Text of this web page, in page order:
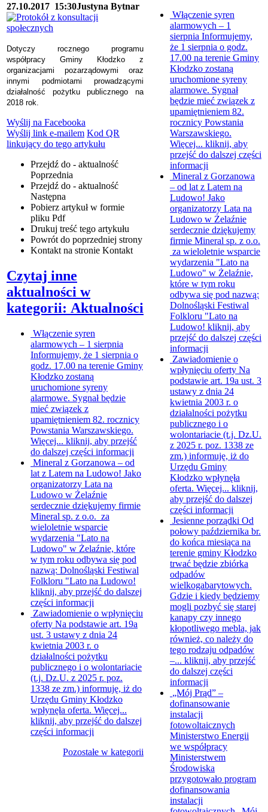
27.10.2017 15:30Justyna Bytnar
Dotyczy rocznego programu
współpracy Gminy Kłodzko z
organizacjami pozarządowymi oraz
innymi podmiotami prowadzącymi
działalność pożytku publicznego na
2018 rok.
Wyślij na Facebooka
Wyślij link e-mailem Kod QR
linkujący do tego artykułu
Przejdź do - aktualność
Poprzednia
Przejdź do - aktualność
Następna
Pobierz artykuł w formie
pliku Pdf
Drukuj treść tego artykułu
Powrót do poprzedniej strony
Kontakt na stronie Kontakt
Czytaj inne
aktualności w
kategorii: Aktualności
Włączenie syren
alarmowych – 1 sierpnia
Informujemy, że 1 sierpnia o
godz. 17.00 na terenie Gminy
Kłodzko zostaną
uruchomione syreny
alarmowe. Sygnał będzie
mieć związek z
upamiętnieniem 82. rocznicy
Powstania Warszawskiego.
Więcej... kliknij, aby przejść
do dalszej części informacji
Mineral z Gorzanowa – od
lat z Latem na Ludowo! Jako
organizatorzy Lata na
Ludowo w Żelaźnie
serdecznie dziękujemy firmie
Mineral sp. z o.o. za
wieloletnie wsparcie
wydarzenia "Lato na
Ludowo" w Żelaźnie, które
w tym roku odbywa się pod
nazwą: Dolnośląski Festiwal
Folkloru "Lato na Ludowo!
kliknij, aby przejść do dalszej
części informacji
Zawiadomienie o wpłynięciu
oferty Na podstawie art. 19a
ust. 3 ustawy z dnia 24
kwietnia 2003 r. o
działalności pożytku
publicznego i o wolontariacie
(t.j. Dz.U. z 2025 r. poz.
1338 ze zm.) informuję, iż do
Urzędu Gminy Kłodzko
wpłynęła oferta. Więcej...
kliknij, aby przejść do dalszej
części informacji
Pozostałe w kategorii
Włączenie syren
alarmowych – 1
sierpnia Informujemy,
że 1 sierpnia o godz.
17.00 na terenie Gminy
Kłodzko zostaną
uruchomione syreny
alarmowe. Sygnał
będzie mieć związek z
upamiętnieniem 82.
rocznicy Powstania
Warszawskiego.
Więcej... kliknij, aby
przejść do dalszej części
informacji
Mineral z Gorzanowa
– od lat z Latem na
Ludowo! Jako
organizatorzy Lata na
Ludowo w Żelaźnie
serdecznie dziękujemy
firmie Mineral sp. z o.o.
za wieloletnie wsparcie
wydarzenia "Lato na
Ludowo" w Żelaźnie,
które w tym roku
odbywa się pod nazwą:
Dolnośląski Festiwal
Folkloru "Lato na
Ludowo! kliknij, aby
przejść do dalszej części
informacji
Zawiadomienie o
wpłynięciu oferty Na
podstawie art. 19a ust. 3
ustawy z dnia 24
kwietnia 2003 r. o
działalności pożytku
publicznego i o
wolontariacie (t.j. Dz.U.
z 2025 r. poz. 1338 ze
zm.) informuję, iż do
Urzędu Gminy
Kłodzko wpłynęła
oferta. Więcej... kliknij,
aby przejść do dalszej
części informacji
Jesienne porządki Od
połowy października br.
do końca miesiąca na
terenie gminy Kłodzko
trwać będzie zbiórka
odpadów
wielkogabarytowych.
Gdzie i kiedy będziemy
mogli pozbyć się starej
kanapy czy innego
kłopotliwego mebla, jak
również, co należy do
tego rodzaju odpadów
–... kliknij, aby przejść
do dalszej części
informacji
„Mój Prąd” –
dofinansowanie
instalacji
fotowoltaicznych
Ministerstwo Energii
we współpracy
Ministerstwem
Środowiska
przygotowało program
dofinansowania
instalacji